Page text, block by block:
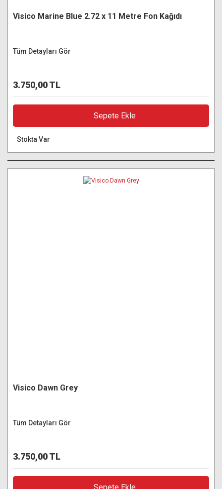
Visico Marine Blue 2.72 x 11 Metre Fon Kağıdı
Tüm Detayları Gör
3.750,00 TL
Sepete Ekle
Stokta Var
Visico Dawn Grey
Tüm Detayları Gör
3.750,00 TL
Sepete Ekle